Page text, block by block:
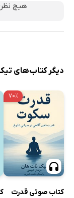
هیچ
دیگر کتاب‌های
۷۰٪
کتاب صوتی قدرت